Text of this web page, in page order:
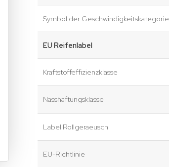
Symbol der Geschwindigkeitskategorie
EU Reifenlabel
Kraftstoffeffizienzklasse
Nasshaftungsklasse
Label Rollgeraeusch
EU-Richtlinie